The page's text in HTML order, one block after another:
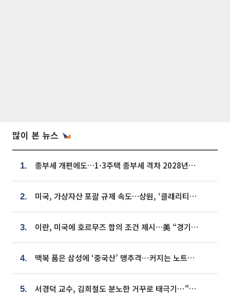
많이 본 뉴스
1. 종부세 개편에도…1·3주택 종부세 격차 2028년부터 확대
2. 미국, 가상자산 포괄 규제 속도…상원, ‘클래리티법’ 9월 절차투표 추진
3. 이란, 미국에 호르무즈 합의 조건 제시…美 “경기 아직 안 끝나” [종합]
4. 맥북 품은 삼성에 ‘중국산’ 맹추격⋯커지는 노트북 OLED 시장
5. 서경덕 교수, 김희철도 분노한 거꾸로 태극기⋯"엉터리는 아냐, 아쉬울 뿐"